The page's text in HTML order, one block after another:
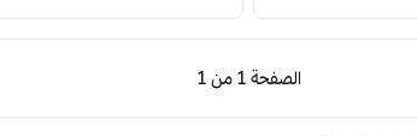
الصفحة 1 من 1
الصفحة السابقة، 1 من 1
الصفحة 1 من 1